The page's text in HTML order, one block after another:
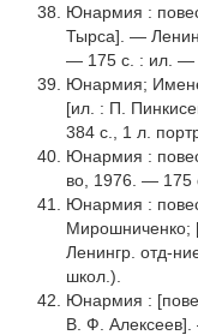
Юнармия :
Тырса]. —
— 175 с. : ил. —
Юнармия;
[ил. : П.
384 с., 1 л.
Юнармия :
во, 1976. — 175
Юнармия :
Мирошниченко;
Ленингр. отд-
школ.).
Юнармия :
В. Ф. Алексеев].